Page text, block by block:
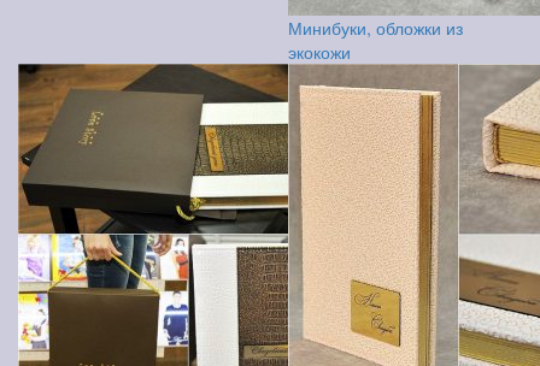
Минибуки, обложки из
экокожи